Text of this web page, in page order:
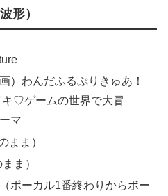
形）
）わんだふるぷりきゅあ！
キ♡ゲームの世界で大冒
マ
まま）
ま）
ボーカル1番終わりからボー